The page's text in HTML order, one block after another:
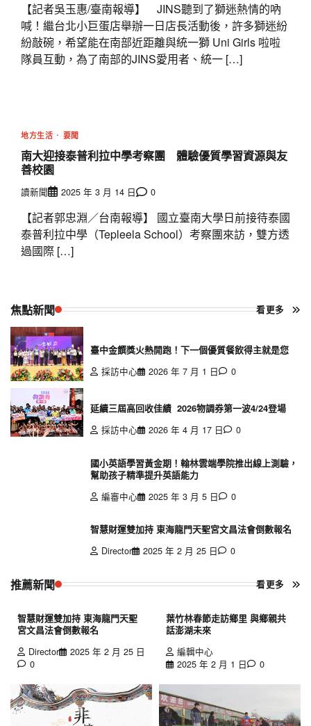
【記者吳玉惠/臺南報導】 JINS聽到了獅迷熱情的吶
喊！繼台北小巨蛋店舉辦一日店長活動後，許多獅迷紛
紛敲碗，希望能在南部近距離與統一獅 Uni Girls 啦啦
隊員互動，為了南部的JINS愛用者、統一 […]
地方生活 要聞
南大迎接泰普利拉中學考察團 體驗優質學習資源與友
善校園
讀新聞 2025 年 3 月 14 日 0
【記者郭忠淵／台南報導】 國立臺南大學日前接待泰國
泰普利拉中學（Tepleela School）考察團來訪，雙方透
過國際 […]
焦點新聞 看更多
臺中金饌獎火熱開跑！下一個優質餐飲得主就是您
採訪中心
2026 年 7 月 1 日 0
延續三屆高回收佳績 2026物調券第一波4/24登場
採訪中心
2026 年 4 月 17 日 0
國小英語學習黃金期！翰林雲端學院推出線上測驗，
幫助孩子精準提升英語能力
編審中心
2025 年 3 月 5 日 0
智慧財運雙加持 東海龍門天聖宮文昌法會倒數報名
Director
2025 年 2 月 25 日 0
推薦新聞 看更多
智慧財運雙加持 東海龍門天聖
宮文昌法會倒數報名
Director
2025 年 2 月 25 日
0
葉竹林春節走訪鄉里 與鄉親共
話澎湖未來
編輯中心
2025 年 2 月 1 日
0